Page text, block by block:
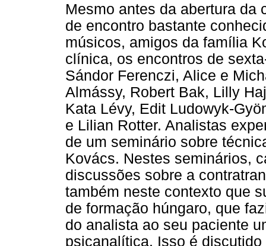
Mesmo antes da abertura da
de encontro bastante
músicos, amigos da família
clínica, os encontros de
Sándor Ferenczi, Alice e
Almássy, Robert Bak, Lilly
Kata Lévy, Edit Ludowyk-
e Lilian Rotter. Analistas
de um seminário sobre
Kovács. Nestes seminários,
discussões sobre a
também neste contexto que
de formação húngaro, que
do analista ao seu paciente
psicanalítica. Isso é